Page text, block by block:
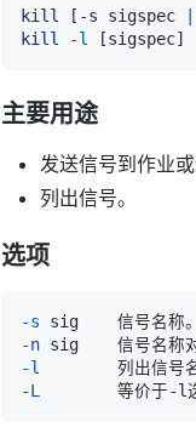
kill [ -s sigspec
kill
-l [sigspec]
主要用途
发送信号到作业
列出信号。
选项
-s
-n
-l
-L